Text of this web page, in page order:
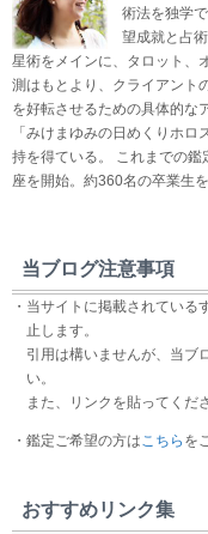
術法を独学
望成就と占
星術をメインに、タロット、
測はもとより、クライアント
を好転させるための具体的な
「みけまゆみの日めくりホ
持を得ている。 これまでの
座を開始。約360名の卒業生
当ブログ注意事項
・当サイトに掲載されてい
止します。
引用は構いませんが、当ブ
い。
また、リンクを貼ってくだ
・鑑定ご希望の方はこちら を
おすすめリンク集